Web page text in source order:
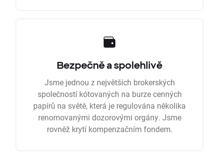
Bezpečně a spolehlivě
Jsme jednou z největších brokerských
společností kótovaných na burze cenných
papírů na světě, která je regulována několika
renomovanými dozorovými orgány. Jsme
rovněž krytí kompenzačním fondem.